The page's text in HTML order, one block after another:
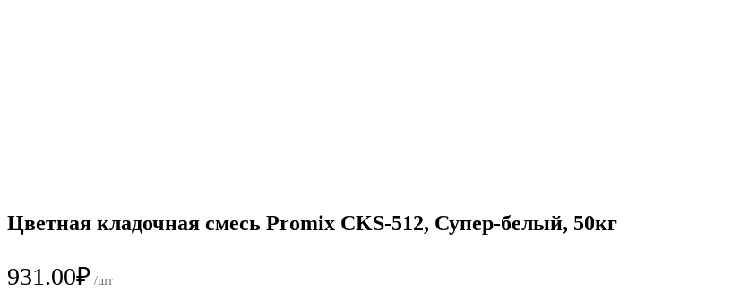
Цветная кладочная смесь Promix CKS-512, Супер-белый, 50кг
931.00₽ /шт